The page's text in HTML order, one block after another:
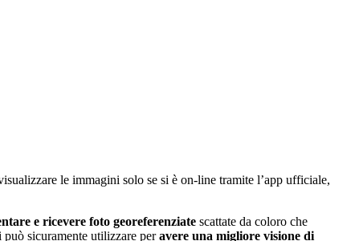
le immagini solo se si è on-line tramite l’app ufficiale,
e ricevere foto georeferenziate scattate da coloro che
sicuramente utilizzare peravere una migliore visione di